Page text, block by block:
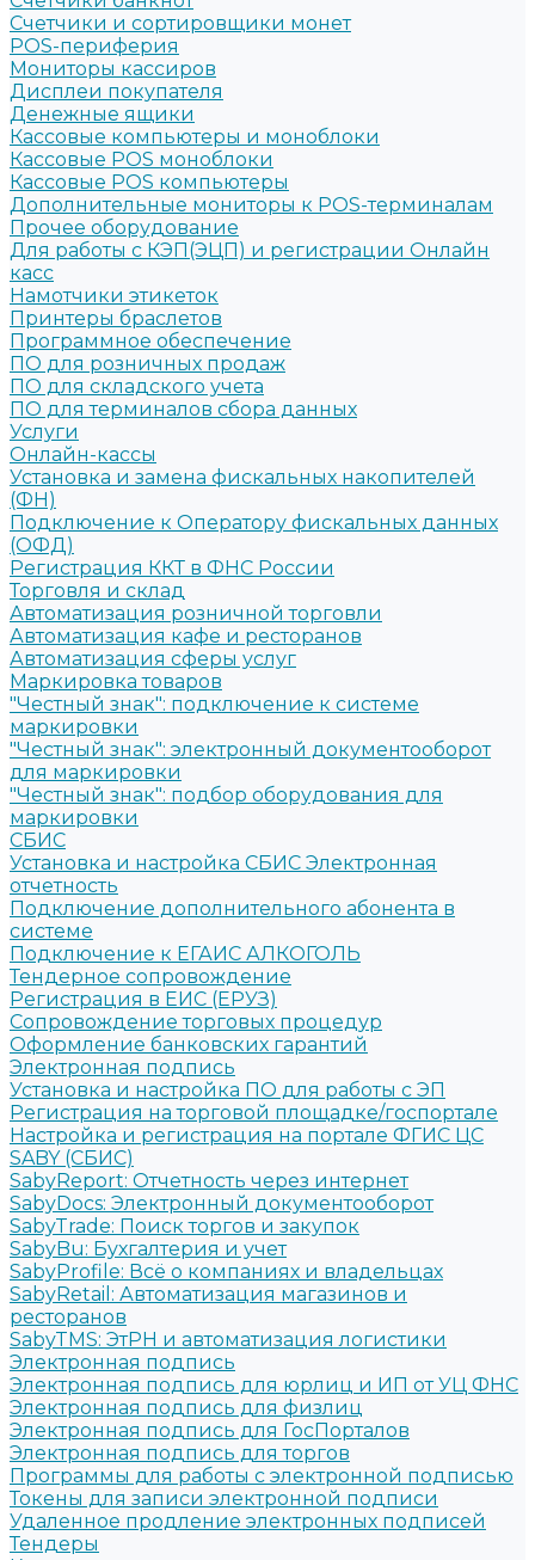
Счетчики и сортировщики монет
POS-периферия
Мониторы кассиров
Дисплеи покупателя
Денежные ящики
Кассовые компьютеры и моноблоки
Кассовые POS моноблоки
Кассовые POS компьютеры
Дополнительные мониторы к POS-терминалам
Прочее оборудование
Для работы с КЭП(ЭЦП) и регистрации Онлайн
касс
Намотчики этикеток
Принтеры браслетов
Программное обеспечение
ПО для розничных продаж
ПО для складского учета
ПО для терминалов сбора данных
Услуги
Онлайн-кассы
Установка и замена фискальных накопителей
(ФН)
Подключение к Оператору фискальных данных
(ОФД)
Регистрация ККТ в ФНС России
Торговля и склад
Автоматизация розничной торговли
Автоматизация кафе и ресторанов
Автоматизация сферы услуг
Маркировка товаров
"Честный знак": подключение к системе
маркировки
"Честный знак": электронный документооборот
для маркировки
"Честный знак": подбор оборудования для
маркировки
СБИС
Установка и настройка СБИС Электронная
отчетность
Подключение дополнительного абонента в
системе
Подключение к ЕГАИС АЛКОГОЛЬ
Тендерное сопровождение
Регистрация в ЕИС (ЕРУЗ)
Сопровождение торговых процедур
Оформление банковских гарантий
Электронная подпись
Установка и настройка ПО для работы с ЭП
Регистрация на торговой площадке/госпортале
Настройка и регистрация на портале ФГИС ЦС
SABY (СБИС)
SabyReport: Отчетность через интернет
SabyDocs: Электронный документооборот
SabyTrade: Поиск торгов и закупок
SabyBu: Бухгалтерия и учет
SabyProfile: Всё о компаниях и владельцах
SabyRetail: Автоматизация магазинов и
ресторанов
SabyTMS: ЭтРН и автоматизация логистики
Электронная подпись
Электронная подпись для юрлиц и ИП от УЦ ФНС
Электронная подпись для физлиц
Электронная подпись для ГосПорталов
Электронная подпись для торгов
Программы для работы с электронной подписью
Токены для записи электронной подписи
Удаленное продление электронных подписей
Тендеры